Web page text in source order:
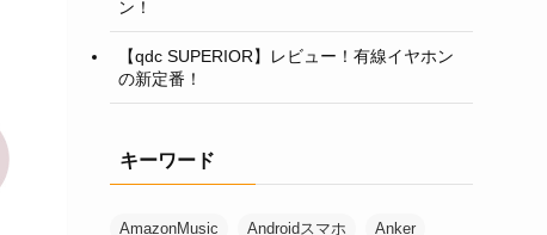
ン！
【qdc SUPERIOR】レビュー！有線イヤホン
の新定番！
キーワード
AmazonMusic Androidスマホ Anker